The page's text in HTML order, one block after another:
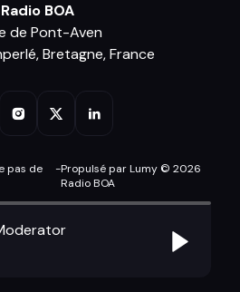
Radio BOA
de Pont-Aven
Bretagne, France
pas de
-Propulsé par Lumy © 2026
Radio BOA